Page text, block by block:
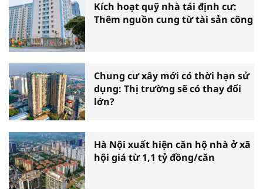
Kích hoạt quỹ nhà tái định cư:
Thêm nguồn cung từ tài sản công
Chung cư xây mới có thời hạn sử
dụng: Thị trường sẽ có thay đổi
lớn?
Hà Nội xuất hiện căn hộ nhà ở xã
hội giá từ 1,1 tỷ đồng/căn